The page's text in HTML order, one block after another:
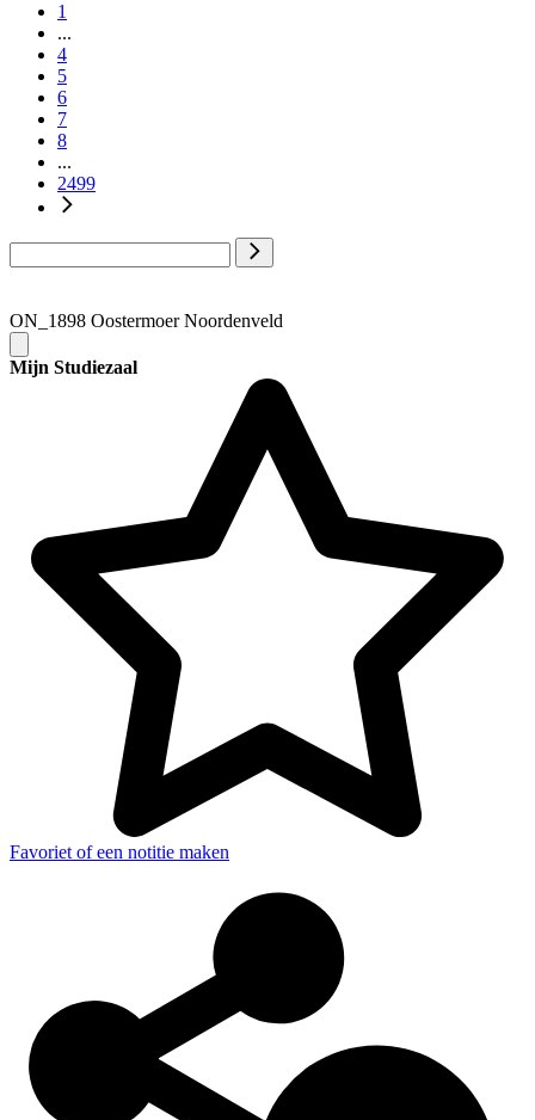
1
...
4
5
6
7
8
...
2499
ON_1898 Oostermoer Noordenveld
Mijn Studiezaal
Favoriet of een notitie maken